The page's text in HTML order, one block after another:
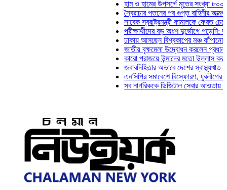
হাম ও হামের উপসর্গে মৃতের সংখ্যা ৮০০ ছাড়াল
স্বৈরাচার পতনের পর গুপ্ত বাহিনীর আত্মপ্রকাশ:
সাবেক স্বরাষ্ট্রমন্ত্রী কামালকে ফেরত চেয়ে
পরীক্ষার্থীদের বড় অংশ দুর্ভোগে পড়েনি: ড.
ঢাকায় আসছেন বিশ্বকাপের মঞ্চ কাঁপানো সেই
জাতীয় বৃক্ষমেলা উদ্বোধন করলেন প্রধানমন্ত্রী
কারো পরাজয়ে উন্মাদের মতো উল্লাস করতে হয়
জবাবদিহিতার অভাবে দেশের স্বাস্থ্যখাত নানা
এনসিপির সমাবেশে বিস্ফোরণ, যুবলীগের দুই
সব নাগরিককে ডিজিটাল সেবার আওতায় আনতে